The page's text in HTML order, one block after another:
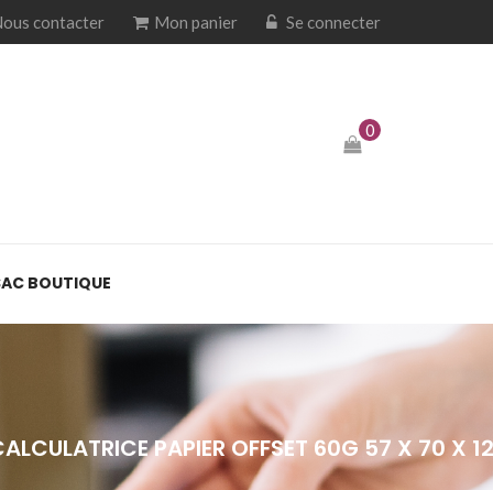
contacter Mon panier Se connecter
0
BOUTIQUE
PAPIER OFFSET 60G 57 X 70 X